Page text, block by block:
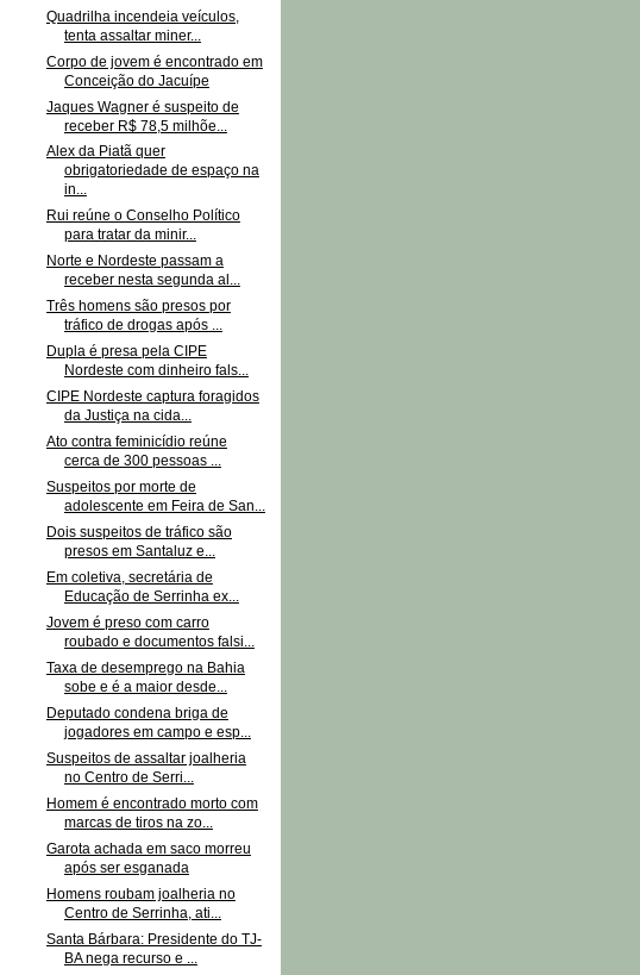
Quadrilha incendeia veículos,
tenta assaltar miner...
Corpo de jovem é encontrado em
Conceição do Jacuípe
Jaques Wagner é suspeito de
receber R$ 78,5 milhõe...
Alex da Piatã quer
obrigatoriedade de espaço na
in...
Rui reúne o Conselho Político
para tratar da minir...
Norte e Nordeste passam a
receber nesta segunda al...
Três homens são presos por
tráfico de drogas após ...
Dupla é presa pela CIPE
Nordeste com dinheiro fals...
CIPE Nordeste captura foragidos
da Justiça na cida...
Ato contra feminicídio reúne
cerca de 300 pessoas ...
Suspeitos por morte de
adolescente em Feira de San...
Dois suspeitos de tráfico são
presos em Santaluz e...
Em coletiva, secretária de
Educação de Serrinha ex...
Jovem é preso com carro
roubado e documentos falsi...
Taxa de desemprego na Bahia
sobe e é a maior desde...
Deputado condena briga de
jogadores em campo e esp...
Suspeitos de assaltar joalheria
no Centro de Serri...
Homem é encontrado morto com
marcas de tiros na zo...
Garota achada em saco morreu
após ser esganada
Homens roubam joalheria no
Centro de Serrinha, ati...
Santa Bárbara: Presidente do TJ-
BA nega recurso e ...